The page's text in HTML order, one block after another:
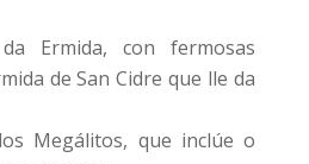
Ermida, con fermosas
de San Cidre que lle da
Megálitos, que inclúe o